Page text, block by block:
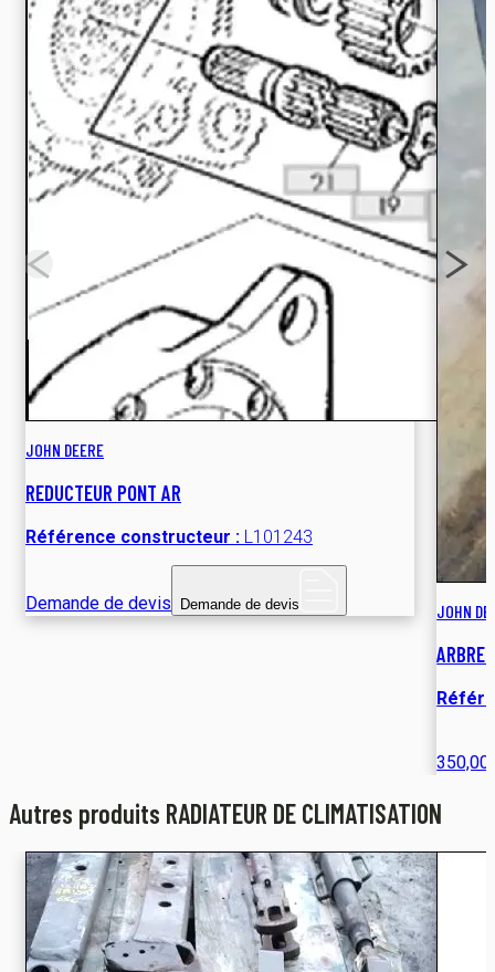
JOHN DEERE
REDUCTEUR PONT AR
Référence constructeur : L101243
Demande de devis Demande de devis JOHN
ARBRE
Autres produits RADIATEUR DE CLIMATISATION